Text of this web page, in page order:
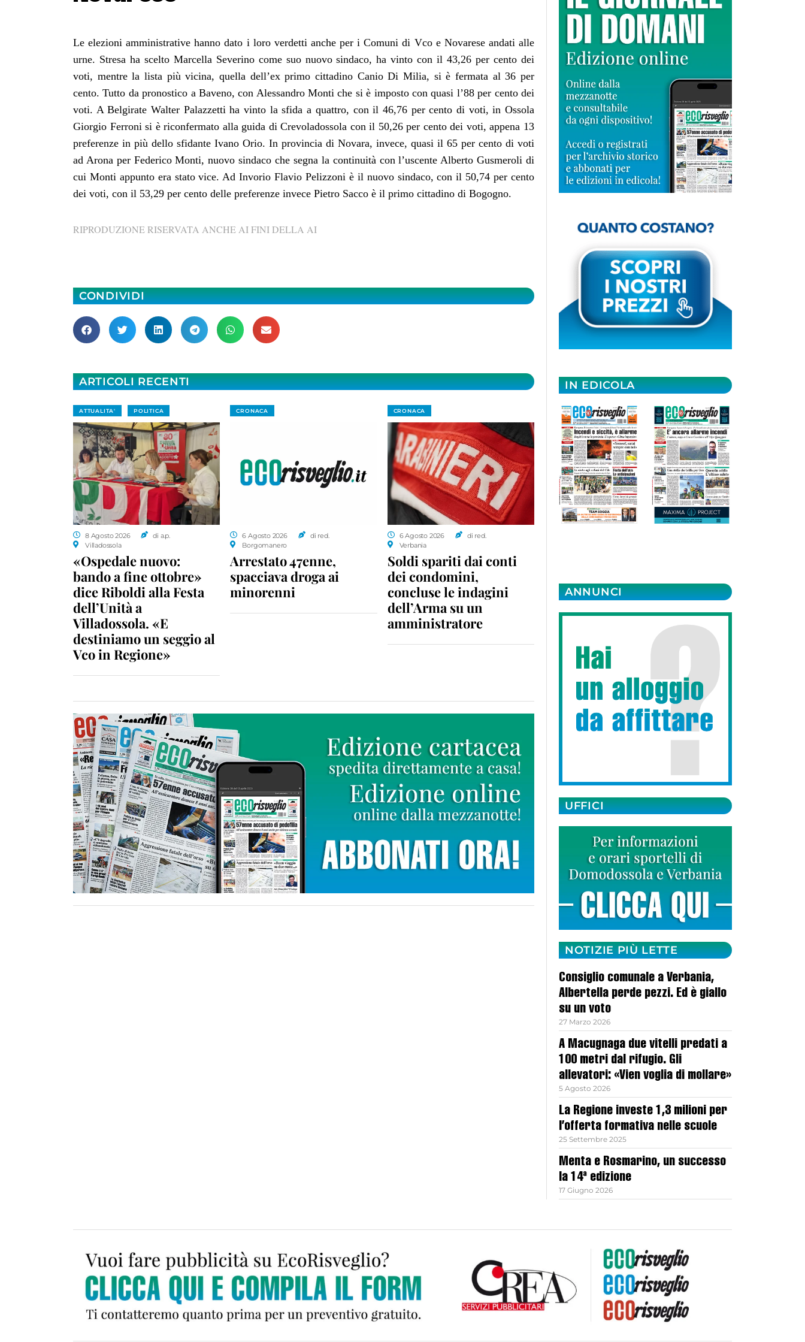
Le elezioni amministrative hanno dato i loro verdetti anche per i Comuni di Vco e Novarese andati alle
urne. Stresa ha scelto Marcella Severino come suo nuovo sindaco, ha vinto con il 43,26 per cento dei
voti, mentre la lista più vicina, quella dell’ex primo cittadino Canio Di Milia, si è fermata al 36 per
cento. Tutto da pronostico a Baveno, con Alessandro Monti che si è imposto con quasi l’88 per cento dei
voti. A Belgirate Walter Palazzetti ha vinto la sfida a quattro, con il 46,76 per cento di voti, in Ossola
Giorgio Ferroni si è riconfermato alla guida di Crevoladossola con il 50,26 per cento dei voti, appena 13
preferenze in più dello sfidante Ivano Orio. In provincia di Novara, invece, quasi il 65 per cento di voti
ad Arona per Federico Monti, nuovo sindaco che segna la continuità con l’uscente Alberto Gusmeroli di
cui Monti appunto era stato vice. Ad Invorio Flavio Pelizzoni è il nuovo sindaco, con il 50,74 per cento
dei voti, con il 53,29 per cento delle preferenze invece Pietro Sacco è il primo cittadino di Bogogno.
RIPRODUZIONE RISERVATA ANCHE AI FINI DELLA AI
CONDIVIDI
ARTICOLI RECENTI
ATTUALITA' POLITICA
8 Agosto 2026
di a.p.
Villadossola
«Ospedale nuovo:
bando a fine ottobre»
dice Riboldi alla Festa
dell’Unità a
Villadossola. «E
destiniamo un seggio al
Vco in Regione»
CRONACA
6 Agosto 2026
di red.
Borgomanero
Arrestato 47enne,
spacciava droga ai
minorenni
CRONACA
6 Agosto 2026
di red.
Verbania
Soldi spariti dai conti
dei condomini,
concluse le indagini
dell’Arma su un
amministratore
IN EDICOLA
ANNUNCI
UFFICI
NOTIZIE PIÙ LETTE
Consiglio comunale a Verbania,
Albertella perde pezzi. Ed è giallo
su un voto
27 Marzo 2026
A Macugnaga due vitelli predati a
100 metri dal rifugio. Gli
allevatori: «Vien voglia di mollare»
5 Agosto 2026
La Regione investe 1,3 milioni per
l’offerta formativa nelle scuole
25 Settembre 2025
Menta e Rosmarino, un successo
la 14ª edizione
17 Giugno 2026